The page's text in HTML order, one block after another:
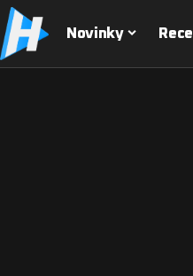
Novinky